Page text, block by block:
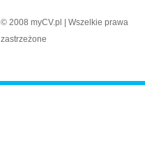
© 2008 myCV.pl | Wszelkie prawa
zastrzeżone